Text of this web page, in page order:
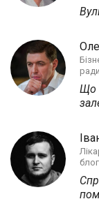
Що